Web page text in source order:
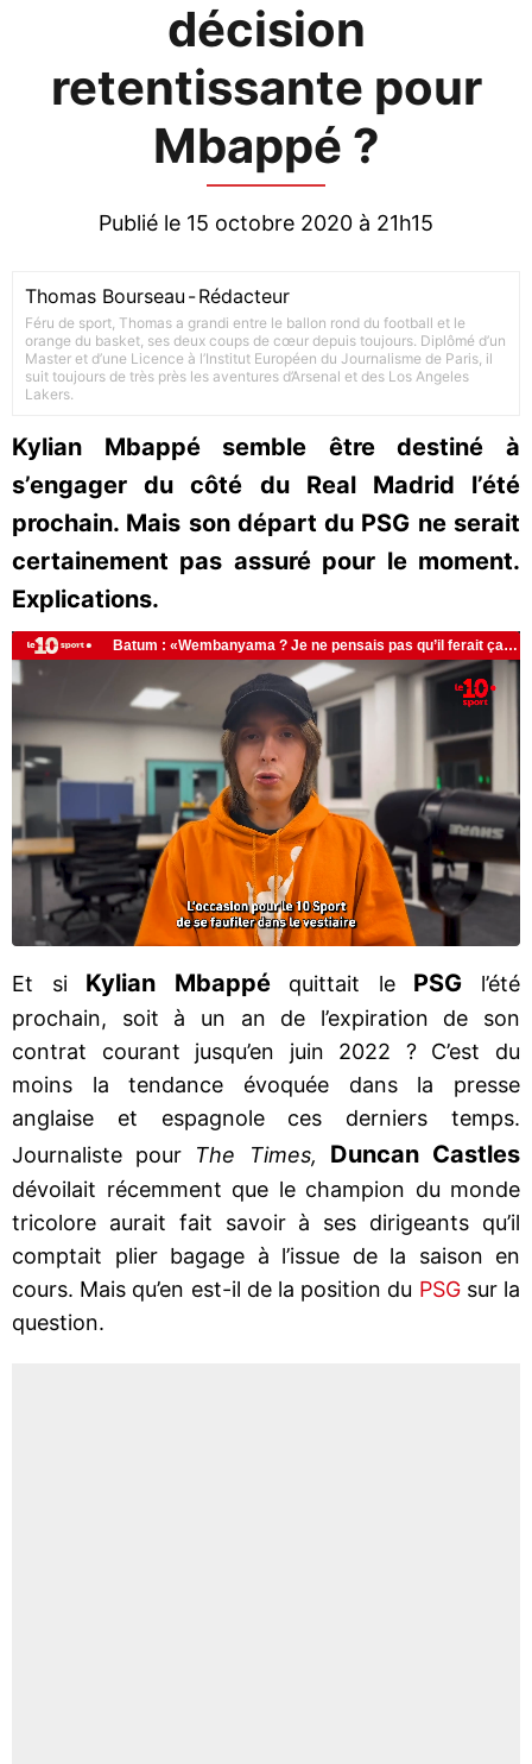
décision
retentissante pour
Mbappé ?
Publié le 15 octobre 2020 à 21h15
Thomas Bourseau -Rédacteur
Féru de sport, Thomas a grandi entre le ballon rond du football et le
orange du basket, ses deux coups de cœur depuis toujours. Diplômé d’un
Master et d’une Licence à l’Institut Européen du Journalisme de Paris, il
suit toujours de très près les aventures d’Arsenal et des Los Angeles
Lakers.
Kylian Mbappé semble être destiné à
s’engager du côté du Real Madrid l’été
prochain. Mais son départ du PSG ne serait
certainement pas assuré pour le moment.
Explications.
Et si Kylian Mbappéquittait le PSG l’été
prochain, soit à un an de l’expiration de son
contrat courant jusqu’en juin 2022 ? C’est du
moins la tendance évoquée dans la presse
anglaise et espagnole ces derniers temps.
Journaliste pour The Times, Duncan Castles
dévoilait récemment que le champion du monde
tricolore aurait fait savoir à ses dirigeants qu’il
comptait plier bagage à l’issue de la saison en
cours. Mais qu’en est-il de la position du PSGsur la
question.